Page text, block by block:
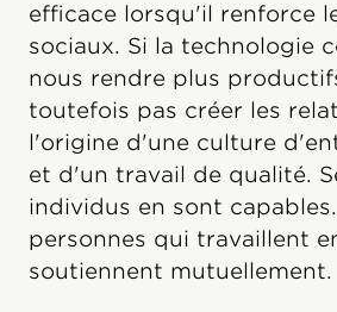
efficace lorsqu'il renforce
sociaux. Si la technologie
nous rendre plus
toutefois pas créer les
l'origine d'une culture
et d'un travail de qualité.
individus en sont
personnes qui travaillent
soutiennent mutuellement.